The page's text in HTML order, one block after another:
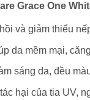
Grace One
và giảm thiểu
da mềm mại,
sáng da, đều
hại của tia UV,